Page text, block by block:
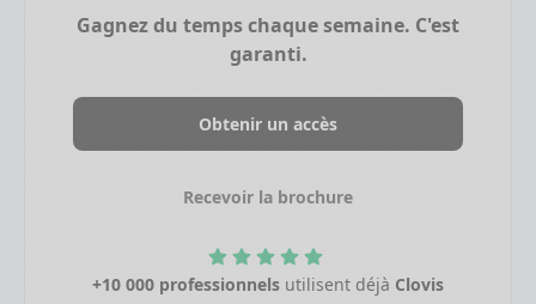
Gagnez du temps chaque semaine. C'est
garanti.
Obtenir un accès
Recevoir la brochure
+10 000 professionnels utilisent déjà Clovis